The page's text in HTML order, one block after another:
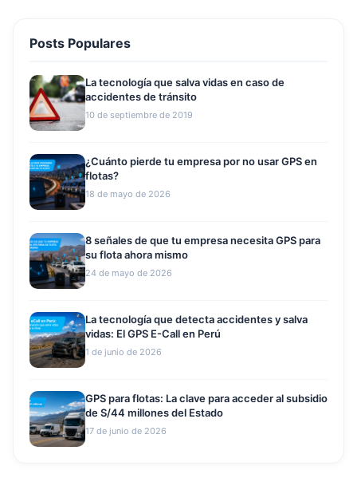
Posts Populares
La tecnología que salva vidas en caso de
accidentes de tránsito
10 de septiembre de 2019
¿Cuánto pierde tu empresa por no usar GPS en
flotas?
18 de mayo de 2026
8 señales de que tu empresa necesita GPS para
su flota ahora mismo
24 de mayo de 2026
La tecnología que detecta accidentes y salva
vidas: El GPS E-Call en Perú
1 de junio de 2026
GPS para flotas: La clave para acceder al subsidio
de S/44 millones del Estado
17 de junio de 2026